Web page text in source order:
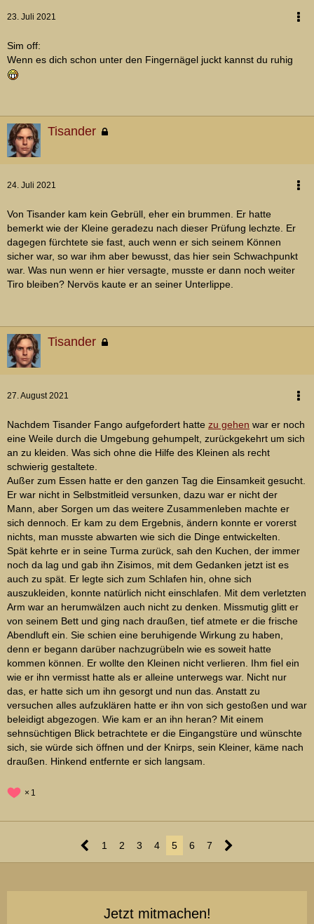
23. Juli 2021
Sim off:
Wenn es dich schon unter den Fingernägel juckt kannst du ruhig
Tisander
24. Juli 2021
Von Tisander kam kein Gebrüll, eher ein brummen. Er hatte
bemerkt wie der Kleine geradezu nach dieser Prüfung lechzte. Er
dagegen fürchtete sie fast, auch wenn er sich seinem Können
sicher war, so war ihm aber bewusst, das hier sein Schwachpunkt
war. Was nun wenn er hier versagte, musste er dann noch weiter
Tiro bleiben? Nervös kaute er an seiner Unterlippe.
Tisander
27. August 2021
Nachdem Tisander Fango aufgefordert hatte zu gehen war er noch
eine Weile durch die Umgebung gehumpelt, zurückgekehrt um sich
an zu kleiden. Was sich ohne die Hilfe des Kleinen als recht
schwierig gestaltete.
Außer zum Essen hatte er den ganzen Tag die Einsamkeit gesucht.
Er war nicht in Selbstmitleid versunken, dazu war er nicht der
Mann, aber Sorgen um das weitere Zusammenleben machte er
sich dennoch. Er kam zu dem Ergebnis, ändern konnte er vorerst
nichts, man musste abwarten wie sich die Dinge entwickelten.
Spät kehrte er in seine Turma zurück, sah den Kuchen, der immer
noch da lag und gab ihn Zisimos, mit dem Gedanken jetzt ist es
auch zu spät. Er legte sich zum Schlafen hin, ohne sich
auszukleiden, konnte natürlich nicht einschlafen. Mit dem verletzten
Arm war an herumwälzen auch nicht zu denken. Missmutig glitt er
von seinem Bett und ging nach draußen, tief atmete er die frische
Abendluft ein. Sie schien eine beruhigende Wirkung zu haben,
denn er begann darüber nachzugrübeln wie es soweit hatte
kommen können. Er wollte den Kleinen nicht verlieren. Ihm fiel ein
wie er ihn vermisst hatte als er alleine unterwegs war. Nicht nur
das, er hatte sich um ihn gesorgt und nun das. Anstatt zu
versuchen alles aufzuklären hatte er ihn von sich gestoßen und war
beleidigt abgezogen. Wie kam er an ihn heran? Mit einem
sehnsüchtigen Blick betrachtete er die Eingangstüre und wünschte
sich, sie würde sich öffnen und der Knirps, sein Kleiner, käme nach
draußen. Hinkend entfernte er sich langsam.
1
1 2 3 4 5 6 7
Jetzt mitmachen!